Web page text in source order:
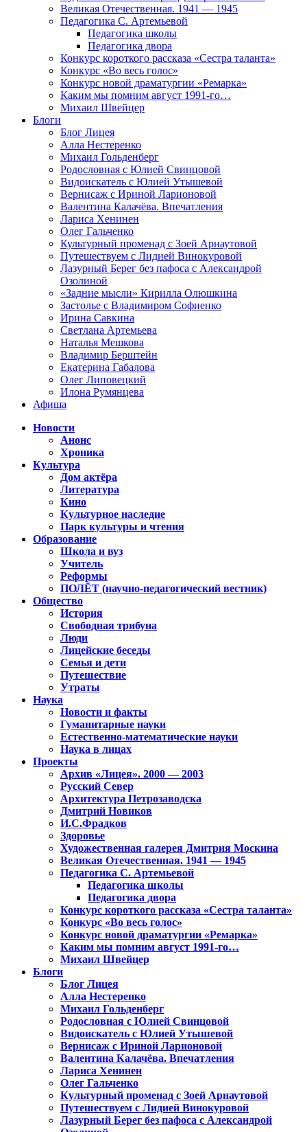
Великая Отечественная. 1941 — 1945
Педагогика С. Артемьевой
Педагогика школы
Педагогика двора
Конкурс короткого рассказа «Сестра таланта»
Конкурс «Во весь голос»
Конкурс новой драматургии «Ремарка»
Каким мы помним август 1991-го…
Михаил Швейцер
Блоги
Блог Лицея
Алла Нестеренко
Михаил Гольденберг
Родословная с Юлией Свинцовой
Видоискатель с Юлией Утышевой
Вернисаж с Ириной Ларионовой
Валентина Калачёва. Впечатления
Лариса Хенинен
Олег Гальченко
Культурный променад с Зоей Арнаутовой
Путешествуем с Лидией Винокуровой
Лазурный Берег без пафоса с Александрой
Озолиной
«Задние мысли» Кирилла Олюшкина
Застолье с Владимиром Софиенко
Ирина Савкина
Светлана Артемьева
Наталья Мешкова
Владимир Берштейн
Екатерина Габалова
Олег Липовецкий
Илона Румянцева
Афиша
Новости
Анонс
Хроника
Культура
Дом актёра
Литература
Кино
Культурное наследие
Парк культуры и чтения
Образование
Школа и вуз
Учитель
Реформы
ПОЛЁТ (научно-педагогический вестник)
Общество
История
Свободная трибуна
Люди
Лицейские беседы
Семья и дети
Путешествие
Утраты
Наука
Новости и факты
Гуманитарные науки
Естественно-математические науки
Наука в лицах
Проекты
Архив «Лицея». 2000 — 2003
Русский Север
Архитектура Петрозаводска
Дмитрий Новиков
И.С.Фрадков
Здоровье
Художественная галерея Дмитрия Москина
Великая Отечественная. 1941 — 1945
Педагогика С. Артемьевой
Педагогика школы
Педагогика двора
Конкурс короткого рассказа «Сестра таланта»
Конкурс «Во весь голос»
Конкурс новой драматургии «Ремарка»
Каким мы помним август 1991-го…
Михаил Швейцер
Блоги
Блог Лицея
Алла Нестеренко
Михаил Гольденберг
Родословная с Юлией Свинцовой
Видоискатель с Юлией Утышевой
Вернисаж с Ириной Ларионовой
Валентина Калачёва. Впечатления
Лариса Хенинен
Олег Гальченко
Культурный променад с Зоей Арнаутовой
Путешествуем с Лидией Винокуровой
Лазурный Берег без пафоса с Александрой